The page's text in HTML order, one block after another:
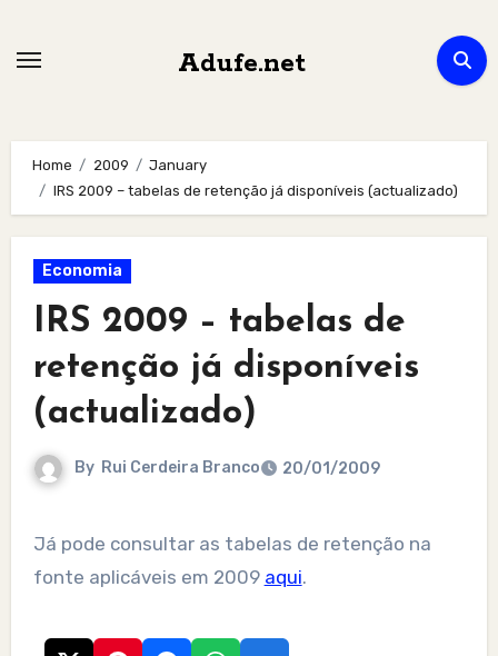
Adufe.net
Home 2009
January
IRS 2009 – tabelas de retenção já disponíveis (actualizado)
Economia
IRS 2009 – tabelas de
retenção já disponíveis
(actualizado)
By Rui Cerdeira Branco 20/01/2009
Já pode consultar as tabelas de retenção na
fonte aplicáveis em 2009 aqui.